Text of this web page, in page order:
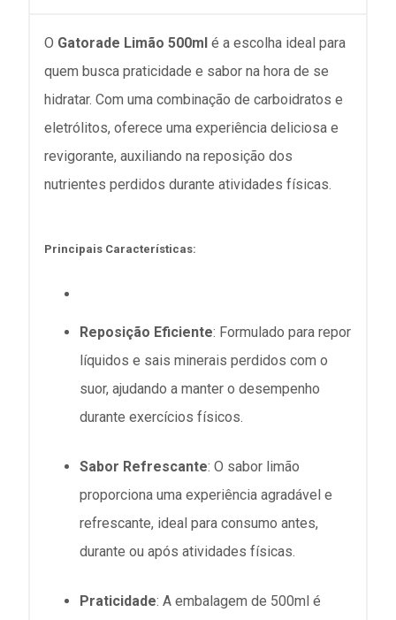
O Gatorade Limão 500ml é a escolha ideal para
quem busca praticidade e sabor na hora de se
hidratar. Com uma combinação de carboidratos e
eletrólitos, oferece uma experiência deliciosa e
revigorante, auxiliando na reposição dos
nutrientes perdidos durante atividades físicas.
Principais Características:
Reposição Eficiente: Formulado para repor
líquidos e sais minerais perdidos com o
suor, ajudando a manter o desempenho
durante exercícios físicos.
Sabor Refrescante: O sabor limão
proporciona uma experiência agradável e
refrescante, ideal para consumo antes,
durante ou após atividades físicas.
Praticidade: A embalagem de 500ml é